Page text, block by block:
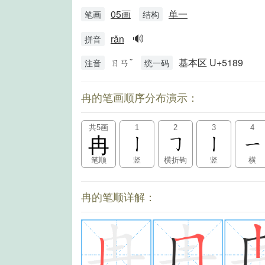
笔画 05画 结构 单一
拼音 rǎn 🔊
注音 ㄖㄢˇ 统一码 基本区 U+5189
冉的笔画顺序分布演示：
共5画
冉
笔顺
1
竖
2
横折钩
3
竖
4
横
冉的笔顺详解：